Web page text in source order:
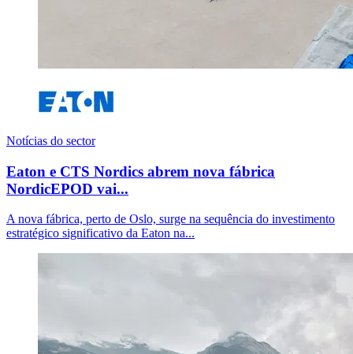
Notícias do sector
Eaton e CTS Nordics abrem nova fábrica
NordicEPOD vai...
A nova fábrica, perto de Oslo, surge na sequência do investimento
estratégico significativo da Eaton na...